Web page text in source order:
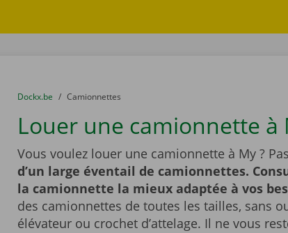
You are here:
du
Dockx.be to
Camionnettes
Louer une camionnette à
Vous voulez louer une camionnette à My ?
d’un large éventail de camionnettes.
la camionnette la mieux adaptée à vos
des camionnettes de toutes les tailles, sans
élévateur ou crochet d’attelage. Il ne vous